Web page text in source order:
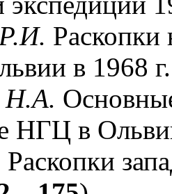
Раскопки
в 1968
Н.А.
НГЦ в
Раскопки